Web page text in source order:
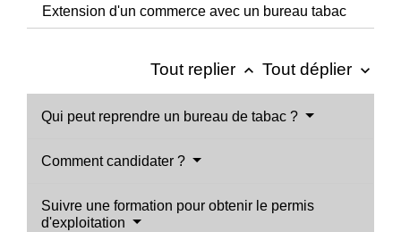
Extension d'un commerce avec un bureau tabac
Tout replier keyboard_arrow_up Tout déplier keyboard_arrow_down
Qui peut reprendre un bureau de tabac ?
Comment candidater ?
Suivre une formation pour obtenir le permis
d'exploitation